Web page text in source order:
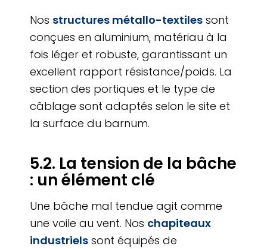
Nos structures métallo-textiles sont
conçues en aluminium, matériau à la
fois léger et robuste, garantissant un
excellent rapport résistance/poids. La
section des portiques et le type de
câblage sont adaptés selon le site et
la surface du barnum.
5.2. La tension de la bâche
: un élément clé
Une bâche mal tendue agit comme
une voile au vent. Nos chapiteaux
industriels sont équipés de